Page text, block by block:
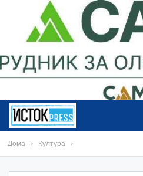
Дома Култура